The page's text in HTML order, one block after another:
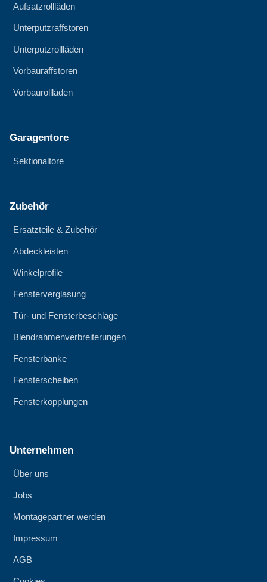
Aufsatzrollläden
Unterputzraffstoren
Unterputzrollläden
Vorbauraffstoren
Vorbaurollläden
Garagentore
Sektionaltore
Zubehör
Ersatzteile & Zubehör
Abdeckleisten
Winkelprofile
Fensterverglasung
Tür- und Fensterbeschläge
Blendrahmenverbreiterungen
Fensterbänke
Fensterscheiben
Fensterkopplungen
Unternehmen
Über uns
Jobs
Montagepartner werden
Impressum
AGB